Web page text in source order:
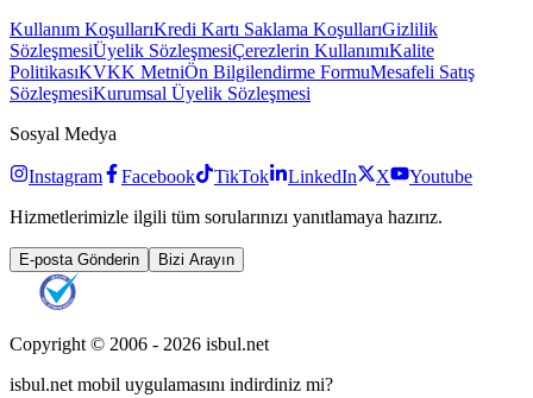
Kullanım KoşullarıKredi Kartı Saklama KoşullarıGizlilik
SözleşmesiÜyelik SözleşmesiÇerezlerin KullanımıKalite
PolitikasıKVKK MetniÖn Bilgilendirme FormuMesafeli Satış
SözleşmesiKurumsal Üyelik Sözleşmesi
Sosyal Medya
Instagram Facebook TikTok LinkedIn X
Youtube
Hizmetlerimizle ilgili tüm sorularınızı yanıtlamaya hazırız.
E-posta Gönderin Bizi Arayın
Copyright © 2006 - 2026 isbul.net
isbul.net mobil uygulamasını indirdiniz mi?